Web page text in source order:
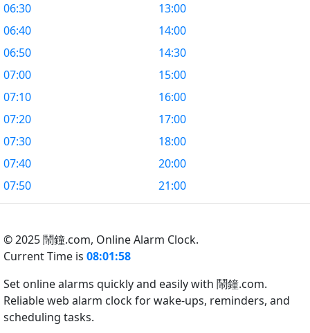
06:30
06:40
06:50
07:00
07:10
07:20
07:30
07:40
07:50
13:00
14:00
14:30
15:00
16:00
17:00
18:00
20:00
21:00
© 2025 鬧鐘.com, Online Alarm Clock.
Current Time is 08:01:58
Set online alarms quickly and easily with 鬧鐘.com.
Reliable web alarm clock for wake-ups, reminders, and
scheduling tasks.